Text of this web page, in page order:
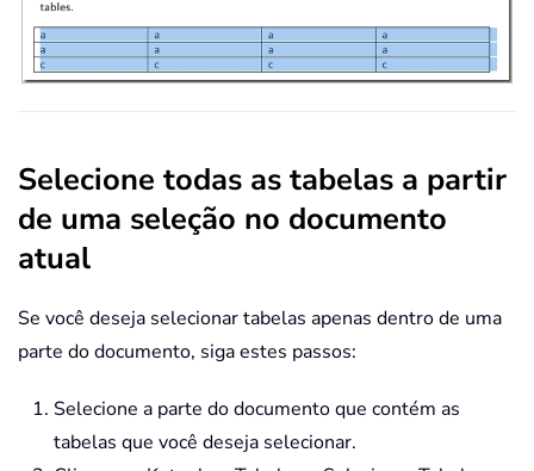
Selecione todas as tabelas a partir
de uma seleção no documento
atual
Se você deseja selecionar tabelas apenas dentro de uma
parte do documento, siga estes passos:
Selecione a parte do documento que contém as
tabelas que você deseja selecionar.